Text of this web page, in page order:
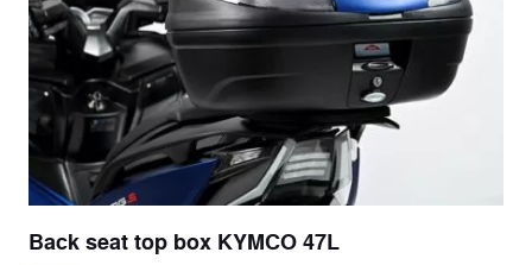
Back seat top box KYMCO 47L